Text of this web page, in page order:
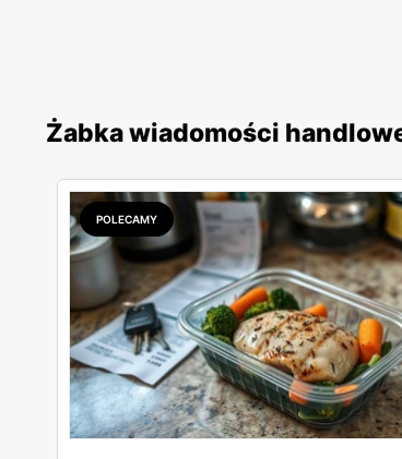
Żabka wiadomości
POLECAMY